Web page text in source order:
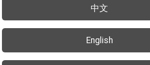
中文
English